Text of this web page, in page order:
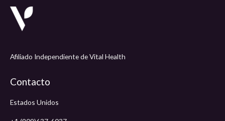
Afiliado Independiente de Vital Health
Contacto
Estados Unidos